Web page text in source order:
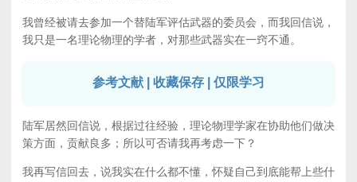
我曾经被请去参加一个替陆军评估武器的委员会，而我回信说，
我只是一名理论物理的学者，对那些武器实在一窍不通。
参考文献 | 收藏保存 | 仅限学习
陆军居然回信说，根据过往经验，理论物理学家在协助他们做决
策方面，贡献良多；所以可否请我再考虑一下？
我再写信回去，说我实在什么都不懂，怀疑自己到底能帮上些什